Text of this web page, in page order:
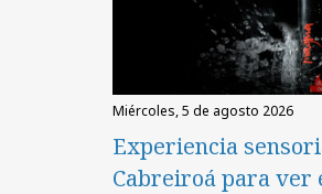
miércoles, 5 de agosto 2026
Experiencia
Cabreiroá para ver